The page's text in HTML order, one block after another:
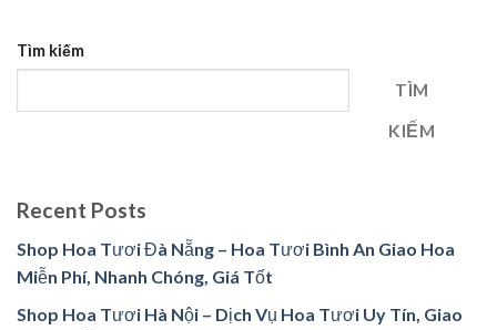
Tìm kiếm
TÌM
KIẾM
Recent Posts
Shop Hoa Tươi Đà Nẵng – Hoa Tươi Bình An Giao Hoa
Miễn Phí, Nhanh Chóng, Giá Tốt
Shop Hoa Tươi Hà Nội – Dịch Vụ Hoa Tươi Uy Tín, Giao